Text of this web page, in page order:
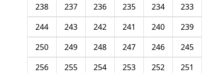
233
234
235
236
237
238
239
240
241
242
243
244
245
246
247
248
249
250
251
252
253
254
255
256